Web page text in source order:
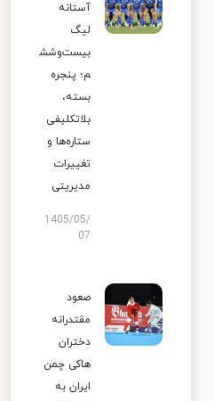
آستانه
لیگ
بیست‌وشش
م؛ پنجره
بسته،
بلاتکلیفی
ستاره‌ها و
تغییرات
مدیریتی
1405/05/
07
صعود
مقتدرانه
دختران
هاکی چمن
ایران به